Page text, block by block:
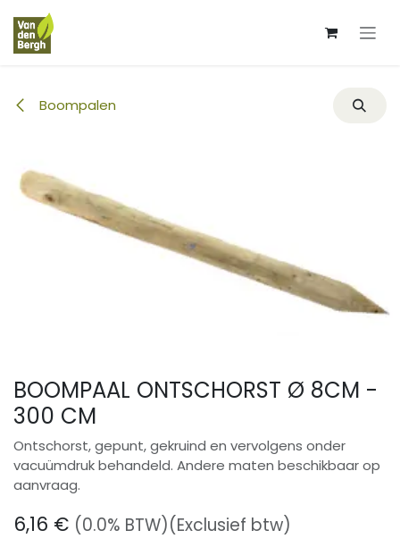
Overslaan naar inhoud
Boompalen
BOOMPAAL ONTSCHORST Ø 8CM -
300 CM
Ontschorst, gepunt, gekruind en vervolgens onder
vacuümdruk behandeld. Andere maten beschikbaar op
aanvraag.
6,16 € (0.0% BTW)(Exclusief btw)